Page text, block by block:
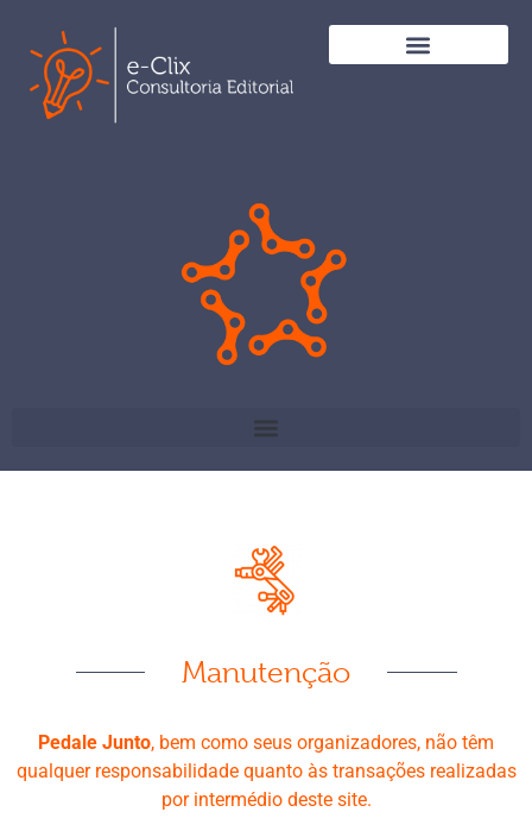
Manutenção
Pedale Junto, bem como seus organizadores, não têm
qualquer responsabilidade quanto às transações realizadas
por intermédio deste site.